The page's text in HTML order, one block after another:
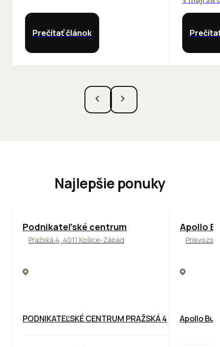
Prečítať článok
Najlepšie ponuky
ODPORÚČAME
Podnikateľské centrum
Pražská 4, 4011 Košice-Západ
PODNIKATEĽSKÉ CENTRUM PRAŽSKÁ 4
TOP
Apollo
Apollo